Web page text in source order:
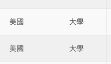
美國 大學
美國 大學